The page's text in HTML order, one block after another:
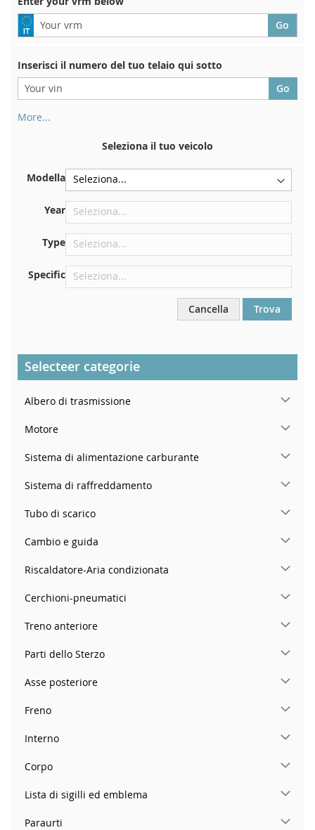
Inserisci il numero del tuo telaio qui sotto
More...
immatricolazione. E anche in macchina
Sulla piastra inferiore del sedile anteriore destro
Centrare contro la paratia sotto il cofano
Proprio nel vano motore
Nel montante della portiera posteriore destra
Seleziona il tuo veicolo
Modella
Year
Type
Specific
Cancella Trova
Selecteer categorie
Albero di trasmissione
Motore
Sistema di alimentazione carburante
Sistema di raffreddamento
Tubo di scarico
Cambio e guida
Riscaldatore-Aria condizionata
Cerchioni-pneumatici
Treno anteriore
Parti dello Sterzo
Asse posteriore
Freno
Interno
Corpo
Lista di sigilli ed emblema
Paraurti